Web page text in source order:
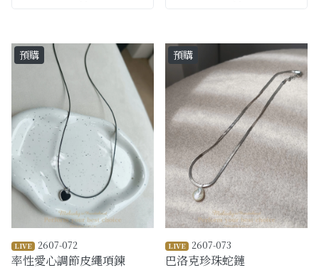
預購
LIVE 2607-072
率性愛心調節皮繩項鍊
預購
LIVE 2607-073
巴洛克珍珠蛇鏈